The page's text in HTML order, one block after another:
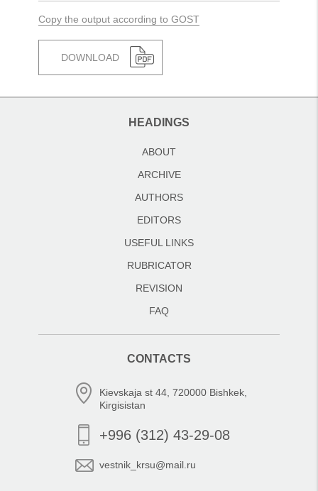
Copy the output according to GOST
DOWNLOAD
HEADINGS
ABOUT
ARCHIVE
AUTHORS
EDITORS
USEFUL LINKS
RUBRICATOR
REVISION
FAQ
CONTACTS
Kievskaja st 44, 720000 Bishkek,
Kirgisistan
+996 (312) 43-29-08
vestnik_krsu@mail.ru